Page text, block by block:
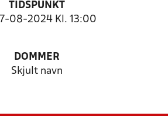
TIDSPUNKT
08-2024 Kl. 13:00
DOMMER
Skjult navn